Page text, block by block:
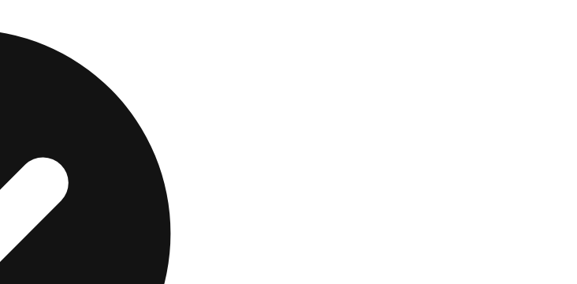
cuando los beneficios por discapacidad son tu
En una casa de $250,000, el 3.5% son $8,750
enganche convencional típico del 20%.
vale la pena construirlo deliberadamente en
construir crédito sin depósito como la
de crédito para abrir, así que puedes
meses previos a una solicitud de hipoteca. Los
más importante de un puntaje más alto.